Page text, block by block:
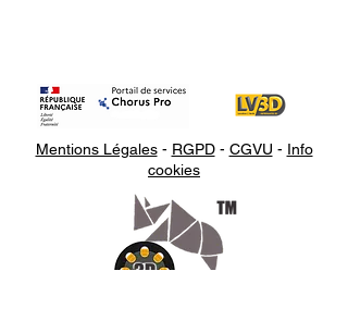
Mentions Légales- RGPD- CGVU - Info
cookies